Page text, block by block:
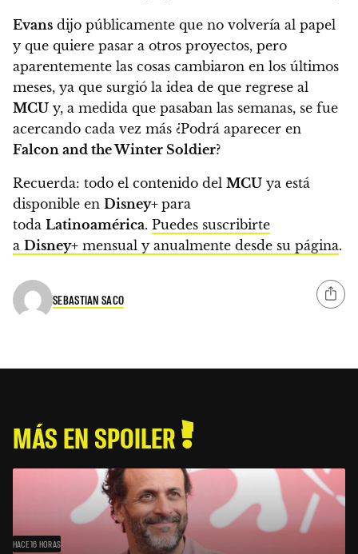
Evans dijo públicamente que no volvería al papel
y que quiere pasar a otros proyectos, pero
aparentemente las cosas cambiaron en los últimos
meses, ya que surgió la idea de que regrese al
MCU y, a medida que pasaban las semanas, se fue
acercando cada vez más ¿Podrá aparecer en
Falcon and the Winter Soldier?
Recuerda: todo el contenido del MCU ya está
disponible en Disney+ para
toda Latinoamérica. Puedes suscribirte
a Disney+ mensual y anualmente desde su página.
SEBASTIAN SACO
MÁS EN SPOILER
HACE 16 HORAS